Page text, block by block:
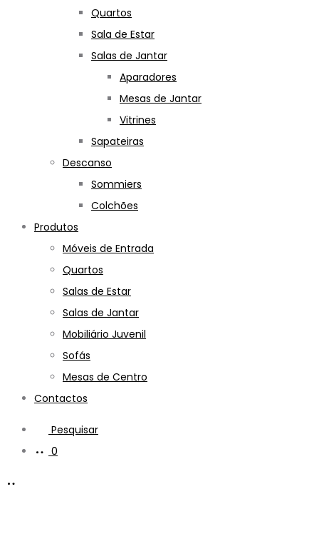
Quartos
Sala de Estar
Salas de Jantar
Aparadores
Mesas de Jantar
Vitrines
Sapateiras
Descanso
Sommiers
Colchões
Produtos
Móveis de Entrada
Quartos
Salas de Estar
Salas de Jantar
Mobiliário Juvenil
Sofás
Mesas de Centro
Contactos
Pesquisar
0